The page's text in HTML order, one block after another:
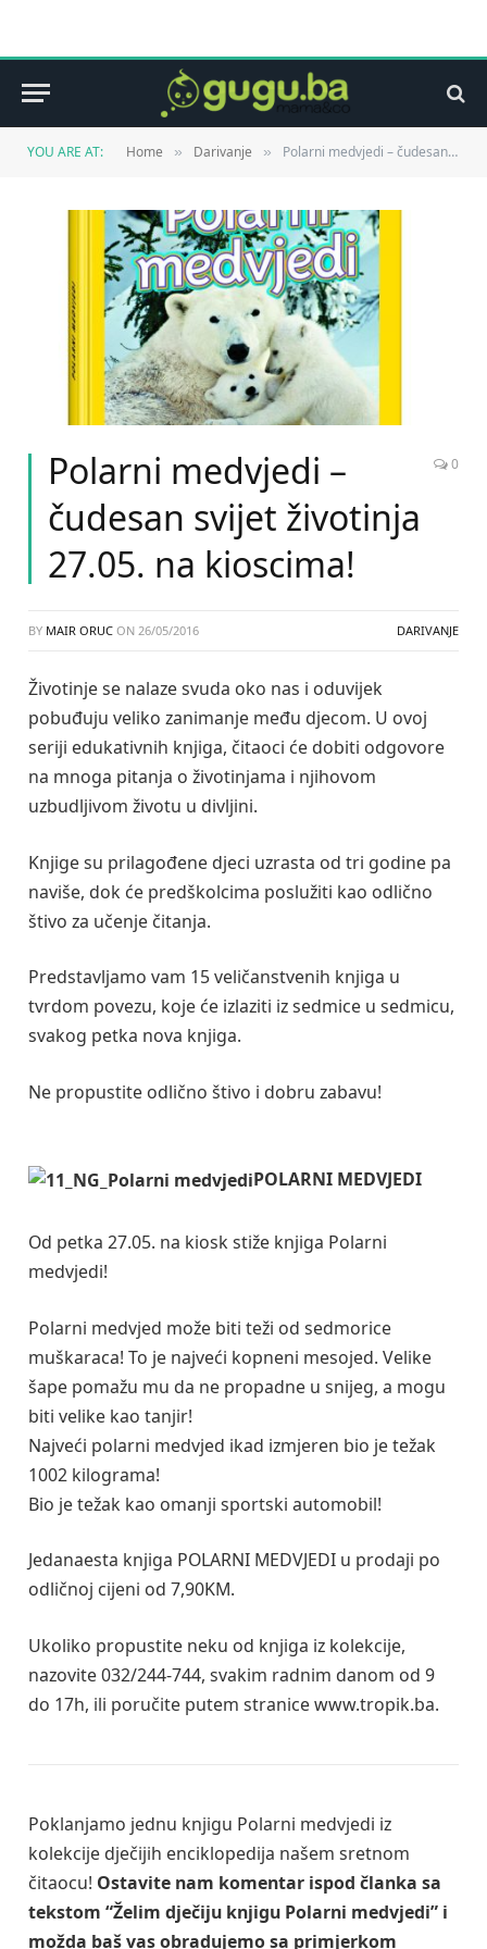
YOU ARE AT: Home » Darivanje » Polarni medvjedi – čudesan svijet životinja 27.05. na kioscima!
Polarni medvjedi –
čudesan svijet životinja
27.05. na kioscima!
0
BY MAIR ORUC ON 26/05/2016 DARIVANJE
Životinje se nalaze svuda oko nas i oduvijek
pobuđuju veliko zanimanje među djecom. U ovoj
seriji edukativnih knjiga, čitaoci će dobiti odgovore
na mnoga pitanja o životinjama i njihovom
uzbudljivom životu u divljini.
Knjige su prilagođene djeci uzrasta od tri godine pa
naviše, dok će predškolcima poslužiti kao odlično
štivo za učenje čitanja.
Predstavljamo vam 15 veličanstvenih knjiga u
tvrdom povezu, koje će izlaziti iz sedmice u sedmicu,
svakog petka nova knjiga.
Ne propustite odlično štivo i dobru zabavu!
POLARNI MEDVJEDI
Od petka 27.05. na kiosk stiže knjiga Polarni
medvjedi!
Polarni medvjed može biti teži od sedmorice
muškaraca! To je najveći kopneni mesojed. Velike
šape pomažu mu da ne propadne u snijeg, a mogu
biti velike kao tanjir!
Najveći polarni medvjed ikad izmjeren bio je težak
1002 kilograma!
Bio je težak kao omanji sportski automobil!
Jedanaesta knjiga POLARNI MEDVJEDI u prodaji po
odličnoj cijeni od 7,90KM.
Ukoliko propustite neku od knjiga iz kolekcije,
nazovite 032/244-744, svakim radnim danom od 9
do 17h, ili poručite putem stranice www.tropik.ba.
Poklanjamo jednu knjigu Polarni medvjedi iz
kolekcije dječijih enciklopedija našem sretnom
čitaocu! Ostavite nam komentar ispod članka sa
tekstom “Želim dječiju knjigu Polarni medvjedi” i
možda baš vas obradujemo sa primjerkom